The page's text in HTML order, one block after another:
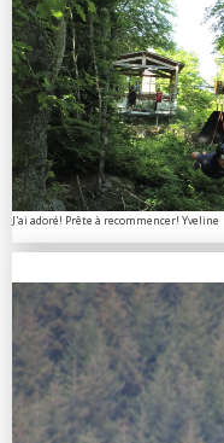
J'ai adoré! Prête à recommencer! Yveline